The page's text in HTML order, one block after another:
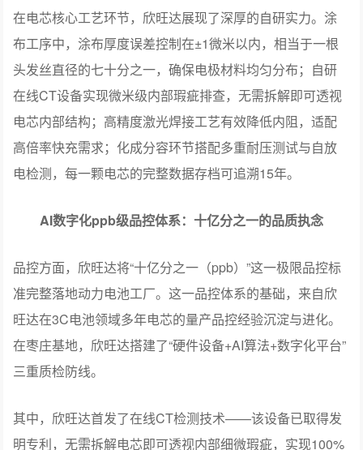
在电芯核心工艺环节，欣旺达展现了深厚的自研实力。涂
布工序中，涂布厚度误差控制在±1微米以内，相当于一根
头发丝直径的七十分之一，确保电极材料均匀分布；自研
在线CT设备实现微米级内部瑕疵排查，无需拆解即可透视
电芯内部结构；高精度激光焊接工艺有效降低内阻，适配
高倍率快充需求；化成分容环节搭配多重耐压测试与自放
电检测，每一颗电芯的完整数据存档可追溯15年。
AI数字化ppb级品控体系：十亿分之一的品质执念
品控方面，欣旺达将“十亿分之一（ppb）”这一极限品控标
准完整落地动力电池工厂。这一品控体系的基础，来自欣
旺达在3C电池领域多年电芯的量产品控经验沉淀与进化。
在枣庄基地，欣旺达搭建了“硬件设备+AI算法+数字化平台”
三重质检防线。
其中，欣旺达首发了在线CT检测技术——该设备已取得发
明专利，无需拆解电芯即可透视内部细微瑕疵，实现100%